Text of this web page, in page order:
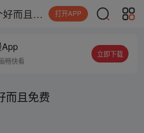
识字软件哪个好而且免费 打开APP
畅快看
立即下载
而且免费